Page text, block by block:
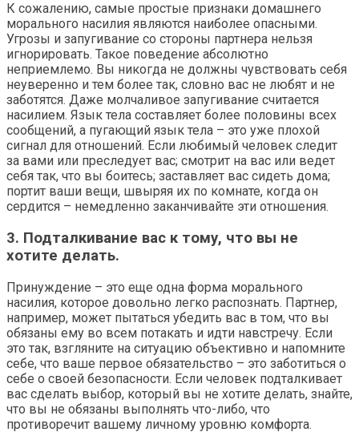
К сожалению, самые простые признаки домашнего
морального насилия являются наиболее опасными.
Угрозы и запугивание со стороны партнера нельзя
игнорировать. Такое поведение абсолютно
неприемлемо. Вы никогда не должны чувствовать себя
неуверенно и тем более так, словно вас не любят и не
заботятся. Даже молчаливое запугивание считается
насилием. Язык тела составляет более половины всех
сообщений, а пугающий язык тела – это уже плохой
сигнал для отношений. Если любимый человек следит
за вами или преследует вас; смотрит на вас или ведет
себя так, что вы боитесь; заставляет вас сидеть дома;
портит ваши вещи, швыряя их по комнате, когда он
сердится – немедленно заканчивайте эти отношения.
3. Подталкивание вас к тому, что вы не
хотите делать.
Принуждение – это еще одна форма морального
насилия, которое довольно легко распознать. Партнер,
например, может пытаться убедить вас в том, что вы
обязаны ему во всем потакать и идти навстречу. Если
это так, взгляните на ситуацию объективно и напомните
себе, что ваше первое обязательство – это заботиться о
себе о своей безопасности. Если человек подталкивает
вас сделать выбор, который вы не хотите делать, знайте,
что вы не обязаны выполнять что-либо, что
противоречит вашему личному уровню комфорта.